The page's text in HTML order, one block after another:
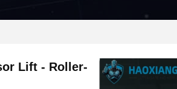
Lift - Roller-